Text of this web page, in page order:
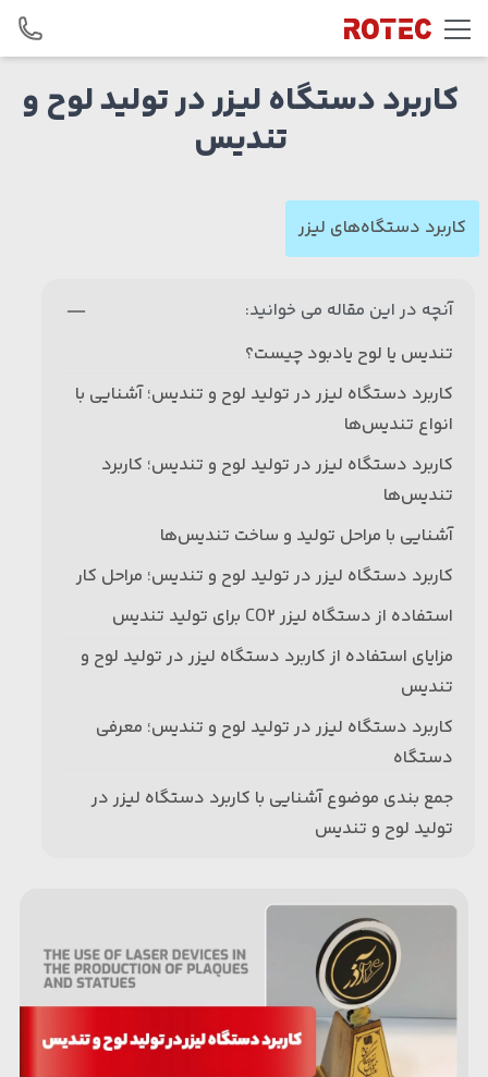
Skip to content
کاربرد دستگاه لیزر در تولید لوح و
تندیس
کاربرد دستگاه‌های لیزر
آنچه در این مقاله می خوانید:
تندیس یا لوح یادبود چیست؟
کاربرد دستگاه لیزر در تولید لوح و تندیس؛ آشنایی با
انواع تندیس‌ها
کاربرد دستگاه لیزر در تولید لوح و تندیس؛ کاربرد
تندیس‌ها
آشنایی با مراحل تولید و ساخت تندیس‌‌ها
کاربرد دستگاه لیزر در تولید لوح و تندیس؛ مراحل کار
استفاده از دستگاه لیزر CO2 برای تولید تندیس
مزایای استفاده از کاربرد دستگاه لیزر در تولید لوح و
تندیس
کاربرد دستگاه لیزر در تولید لوح و تندیس؛ معرفی
دستگاه
جمع بندی موضوع آشنایی با کاربرد دستگاه لیزر در
تولید لوح و تندیس